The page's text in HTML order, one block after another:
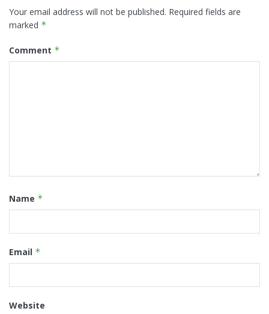
Your email address will not be published. Required fields are
marked *
Comment *
Name *
Email *
Website